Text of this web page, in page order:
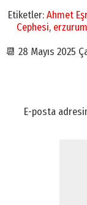
Etiketler: Ahmet
Cephesi,
📆 28 Mayıs 2025
E-posta